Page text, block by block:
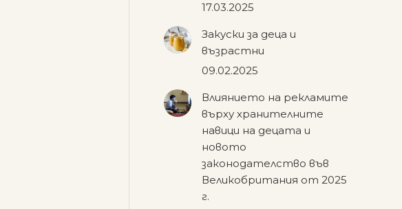
17.03.2025
Закуски за деца и
възрастни
09.02.2025
Влиянието на рекламите
върху хранителните
навици на децата и
новото
законодателство във
Великобритания от 2025
г.